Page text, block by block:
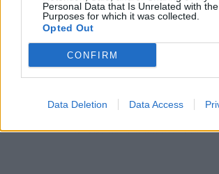
Personal Data that Is Unrelated with the
Purposes for which it was collected.
Opted Out
CONFIRM
Data Deletion Data Access